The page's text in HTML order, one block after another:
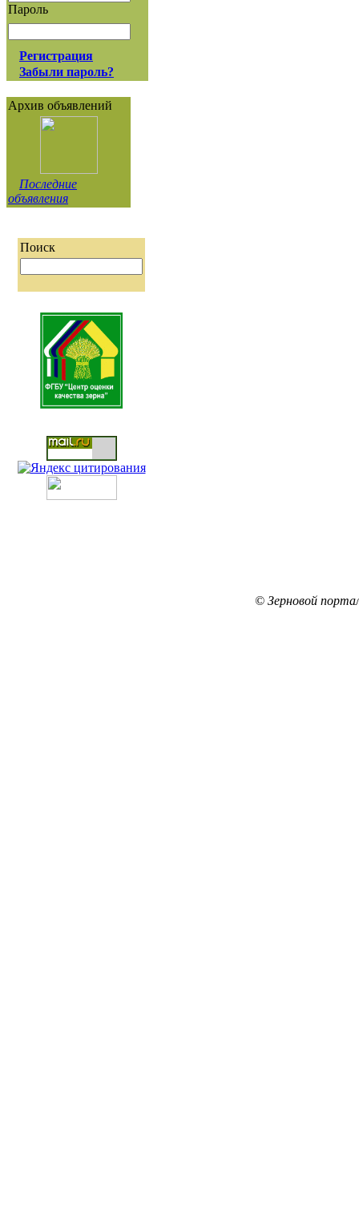
Пароль
Регистрация
Забыли пароль?
Архив объявлений
Последние
объявления
Поиск
© Зерновой